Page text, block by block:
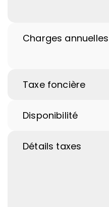
Charges annuelles
Taxe foncière
Disponibilité
Détails taxes